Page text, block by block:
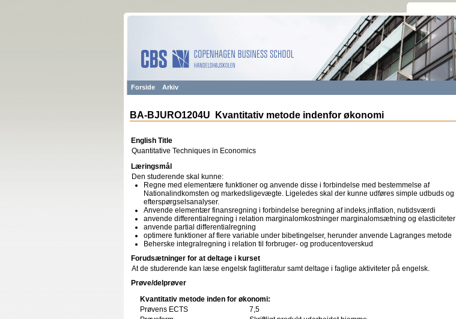
Forside Arkiv
BA-BJURO1204U Kvantitativ metode indenfor økonomi
English Title
Quantitative Techniques in Economics
Læringsmål
Den studerende skal kunne:
Regne med elementære funktioner og anvende disse i forbindelse med bestemmelse af
Nationalindkomsten og markedsligevægte. Ligeledes skal der kunne udføres simple udbuds og
efterspørgselsanalyser.
Anvende elementær finansregning i forbindelse beregning af indeks,inflation, nutidsværdi
anvende differentialregning i relation marginalomkostninger marginalomsætning og elasticiteter
anvende partial differentialregning
optimere funktioner af flere variable under bibetingelser, herunder anvende Lagranges metode
Beherske integralregning i relation til forbruger- og producentoverskud
Forudsætninger for at deltage i kurset
At de studerende kan læse engelsk faglitteratur samt deltage i faglige aktiviteter på engelsk.
Prøve/delprøver
Kvantitativ metode inden for økonomi:
Prøvens ECTS
7,5